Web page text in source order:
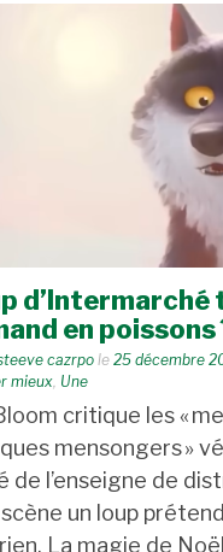
d’Intermarché
en poissons
cazrpo le 25 décembre
mieux, Une
Bloom critique les «
mensongers »
de l’enseigne de
un loup
La magie de